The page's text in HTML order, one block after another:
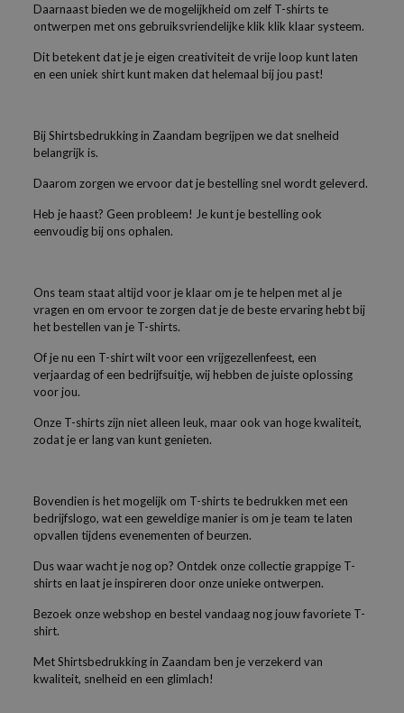
Daarnaast bieden we de mogelijkheid om zelf T-shirts te
ontwerpen met ons gebruiksvriendelijke klik klik klaar systeem.
Dit betekent dat je je eigen creativiteit de vrije loop kunt laten
en een uniek shirt kunt maken dat helemaal bij jou past!
Bij Shirtsbedrukking in Zaandam begrijpen we dat snelheid
belangrijk is.
Daarom zorgen we ervoor dat je bestelling snel wordt geleverd.
Heb je haast? Geen probleem! Je kunt je bestelling ook
eenvoudig bij ons ophalen.
Ons team staat altijd voor je klaar om je te helpen met al je
vragen en om ervoor te zorgen dat je de beste ervaring hebt bij
het bestellen van je T-shirts.
Of je nu een T-shirt wilt voor een vrijgezellenfeest, een
verjaardag of een bedrijfsuitje, wij hebben de juiste oplossing
voor jou.
Onze T-shirts zijn niet alleen leuk, maar ook van hoge kwaliteit,
zodat je er lang van kunt genieten.
Bovendien is het mogelijk om T-shirts te bedrukken met een
bedrijfslogo, wat een geweldige manier is om je team te laten
opvallen tijdens evenementen of beurzen.
Dus waar wacht je nog op? Ontdek onze collectie grappige T-
shirts en laat je inspireren door onze unieke ontwerpen.
Bezoek onze webshop en bestel vandaag nog jouw favoriete T-
shirt.
Met Shirtsbedrukking in Zaandam ben je verzekerd van
kwaliteit, snelheid en een glimlach!